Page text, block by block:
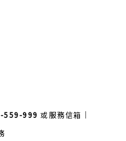
559-999 或服務信箱｜